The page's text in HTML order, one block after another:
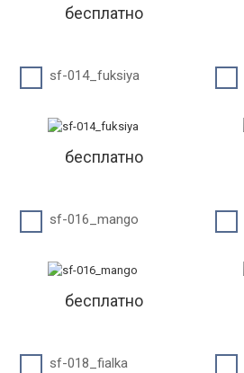
бесплатно
sf-014_fuksiya
бесплатно
sf-016_mango
бесплатно
sf-018_fialka